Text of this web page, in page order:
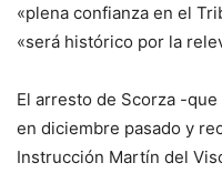
«plena confianza en el
«será histórico por la
El arresto de Scorza -
en diciembre pasado y
Instrucción Martín del